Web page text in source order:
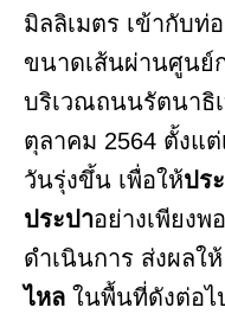
มิลลิเมตร เข้ากับท่
ขนาดเส้นผ่านศูนย์
บริเวณถนนรัตนาธิ
ตุลาคม 2564 ตั้งแต่
วันรุ่งขึ้น เพื่อให้ปร
ประปาอย่างเพียงพ
ดำเนินการ ส่งผลใ
ไหล ในพื้นที่ดังต่อไ